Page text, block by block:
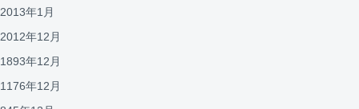
2013年1月
2012年12月
1893年12月
1176年12月